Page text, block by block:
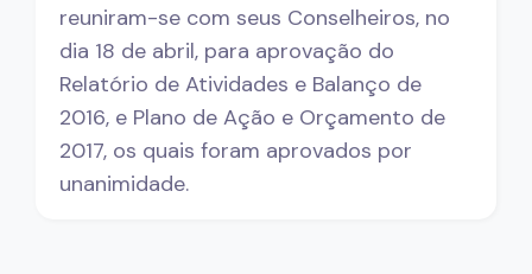
reuniram-se com seus Conselheiros, no
dia 18 de abril, para aprovação do
Relatório de Atividades e Balanço de
2016, e Plano de Ação e Orçamento de
2017, os quais foram aprovados por
unanimidade.